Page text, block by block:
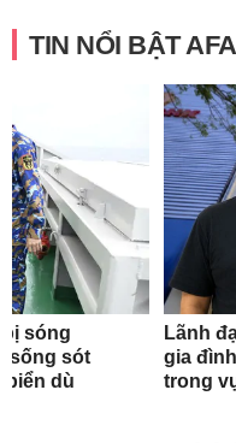
TIN NỔI BẬT
sóng
sống sót
biển dù
Lãnh
gia
trong